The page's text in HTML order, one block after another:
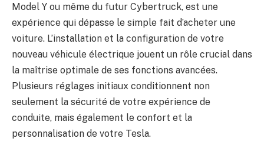
Model Y ou même du futur Cybertruck, est une
expérience qui dépasse le simple fait d’acheter une
voiture. L’installation et la configuration de votre
nouveau véhicule électrique jouent un rôle crucial dans
la maîtrise optimale de ses fonctions avancées.
Plusieurs réglages initiaux conditionnent non
seulement la sécurité de votre expérience de
conduite, mais également le confort et la
personnalisation de votre Tesla.